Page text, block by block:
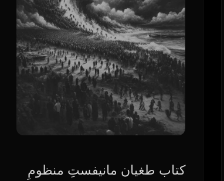
کتاب طغیان مانیفستِ منظومِ